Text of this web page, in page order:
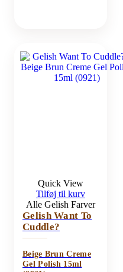
Quick View
Tilføj til kurv
Alle Gelish Farver
Gelish Want To
Cuddle?
Beige Brun Creme
Gel Polish 15ml